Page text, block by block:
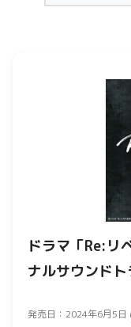
ドラマ「Re:リ
ナルサウンドト
発売日：2024年6月5日